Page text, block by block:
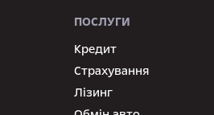
ПОСЛУГИ
Кредит
Страхування
Лізинг